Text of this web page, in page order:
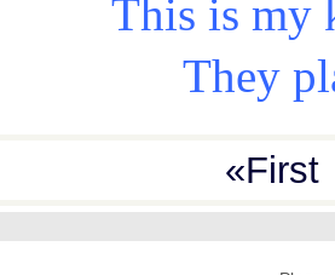
This is my
They
«First